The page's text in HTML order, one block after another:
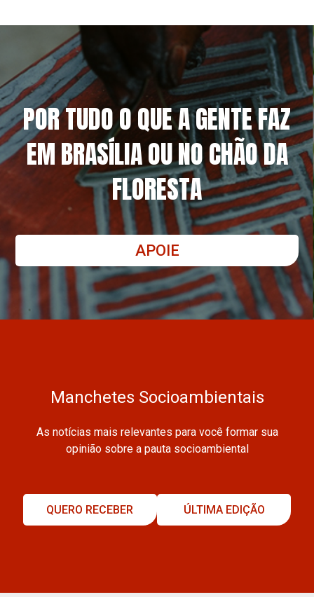
POR TUDO O QUE A GENTE FAZ
EM BRASÍLIA OU NO CHÃO DA
FLORESTA
APOIE
Manchetes Socioambientais
As notícias mais relevantes para você formar sua
opinião sobre a pauta socioambiental
QUERO RECEBER ÚLTIMA EDIÇÃO